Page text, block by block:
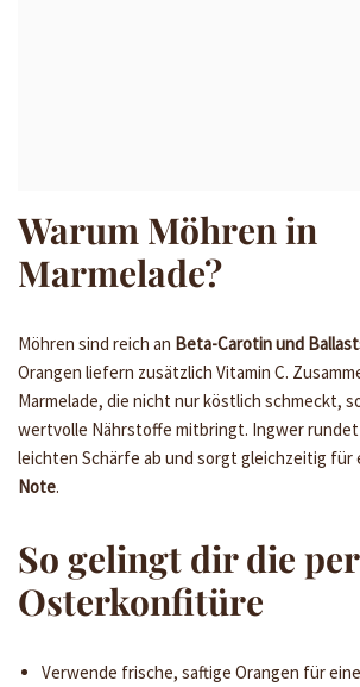
Warum Möhren in
Marmelade?
Möhren sind reich an Beta-Carotin und
Orangen liefern zusätzlich Vitamin C.
Marmelade, die nicht nur köstlich schmeckt,
wertvolle Nährstoffe mitbringt. Ingwer rundet
leichten Schärfe ab und sorgt gleichzeitig für
Note.
So gelingt dir die
Osterkonfitüre
Verwende frische, saftige Orangen für